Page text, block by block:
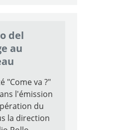
del
au
"Come va ?"
l'émission
du
la direction